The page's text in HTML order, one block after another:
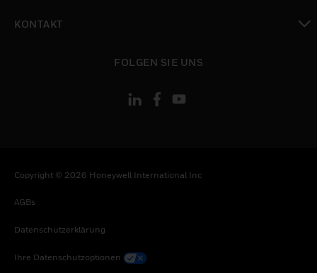
KONTAKT
FOLGEN SIE UNS
Copyright © 2026 Honeywell International Inc
AGBs
Datenschutzerklärung
Ihre Datenschutzoptionen